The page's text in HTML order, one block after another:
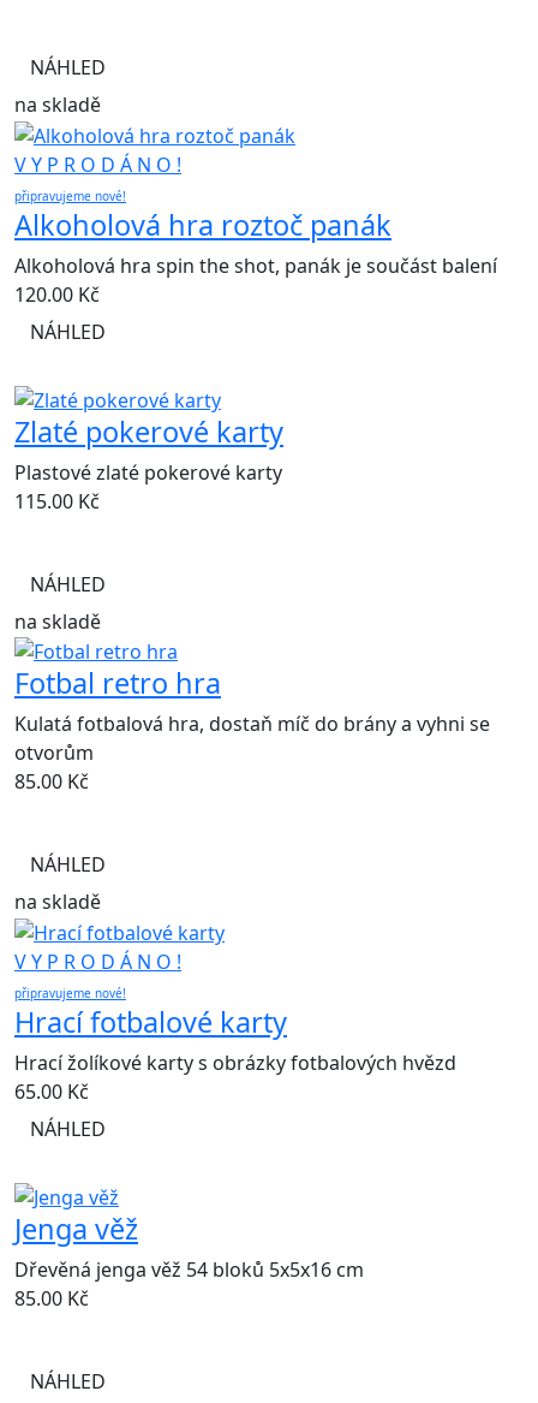
NÁHLED
na skladě
V Y P R O D Á N O !
připravujeme nové!
Alkoholová hra roztoč panák
Alkoholová hra spin the shot, panák je součást balení
120.00 Kč
NÁHLED
Zlaté pokerové karty
Plastové zlaté pokerové karty
115.00 Kč
NÁHLED
na skladě
Fotbal retro hra
Kulatá fotbalová hra, dostaň míč do brány a vyhni se
otvorům
85.00 Kč
NÁHLED
na skladě
V Y P R O D Á N O !
připravujeme nové!
Hrací fotbalové karty
Hrací žolíkové karty s obrázky fotbalových hvězd
65.00 Kč
NÁHLED
Jenga věž
Dřevěná jenga věž 54 bloků 5x5x16 cm
85.00 Kč
NÁHLED